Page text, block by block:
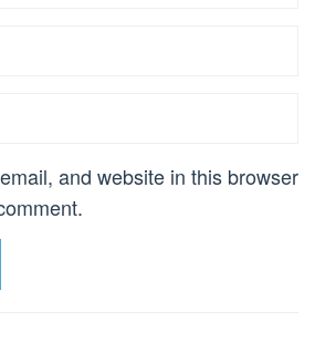
and website in this browser